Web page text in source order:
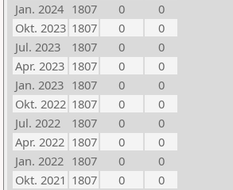
Jan. 2024 1807 0
0
Okt. 2023 1807 0
0
Jul. 2023
1807 0
0
Apr. 2023 1807 0
0
Jan. 2023 1807 0
0
Okt. 2022 1807 0
0
Jul. 2022
1807 0
0
Apr. 2022 1807 0
0
Jan. 2022 1807 0
0
Okt. 2021 1807 0
0